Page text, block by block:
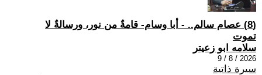
(8) عصام سالم.. - أبا وسام- قامةٌ من نور، ورسالةٌ لا
تموت
سلامه ابو زعيتر
2026 / 8 / 9
سيرة ذاتية